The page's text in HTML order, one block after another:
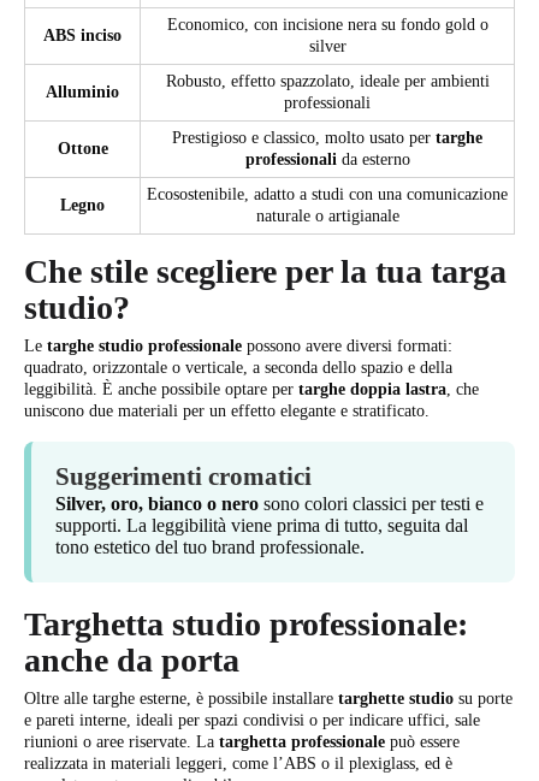
ABS inciso
Economico, con incisione nera su fondo gold o
silver
Alluminio
Robusto, effetto spazzolato, ideale per ambienti
professionali
Ottone
Prestigioso e classico, molto usato per targhe
professionalida esterno
Legno
Ecosostenibile, adatto a studi con una comunicazione
naturale o artigianale
Che stile scegliere per la tua targa
studio?
Le targhe studio professionale possono avere diversi formati:
quadrato, orizzontale o verticale, a seconda dello spazio e della
leggibilità. È anche possibile optare per targhe doppia lastra, che
uniscono due materiali per un effetto elegante e stratificato.
Suggerimenti cromatici
Silver, oro, bianco o nero sono colori classici per testi e
supporti. La leggibilità viene prima di tutto, seguita dal
tono estetico del tuo brand professionale.
Targhetta studio professionale:
anche da porta
Oltre alle targhe esterne, è possibile installare targhette studio su porte
e pareti interne, ideali per spazi condivisi o per indicare uffici, sale
riunioni o aree riservate. La targhetta professionale può essere
realizzata in materiali leggeri, come l’ABS o il plexiglass, ed è